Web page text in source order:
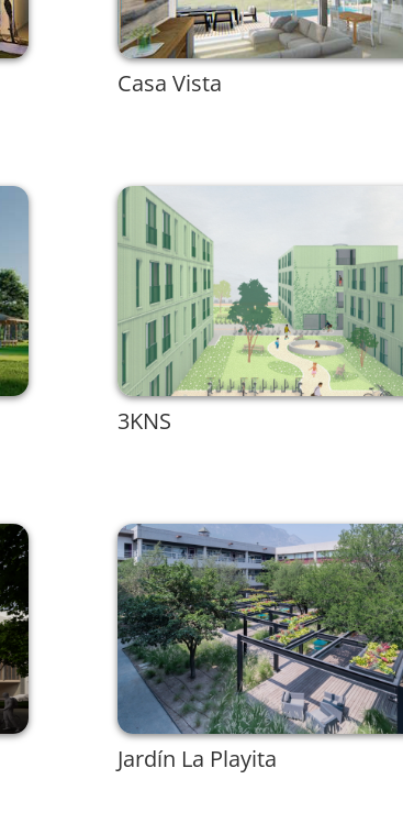
Casa Vista
3KNS
Jardín La Playita